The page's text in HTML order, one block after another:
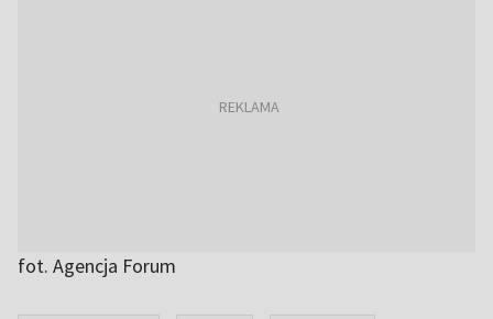
fot. Agencja Forum